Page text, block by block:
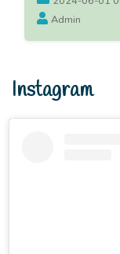
Admin
Instagram